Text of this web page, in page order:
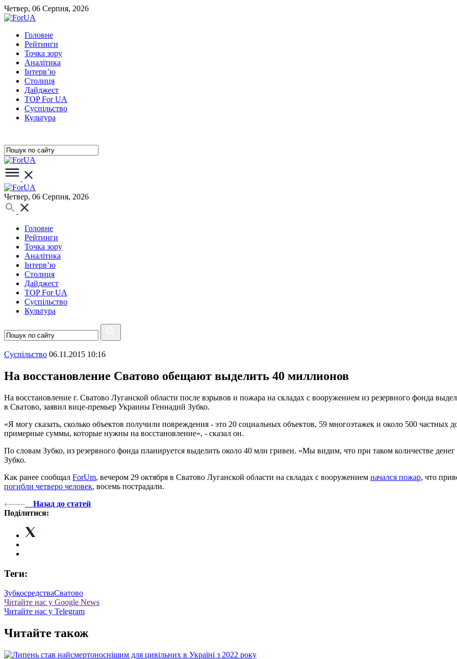
Четвер, 06 Серпня, 2026
Головне
Рейтинги
Точка зору
Аналітика
Інтерв’ю
Столиця
Дайджест
TOP For UA
Суспiльство
Культура
Четвер, 06 Серпня, 2026
Головне
Рейтинги
Точка зору
Аналітика
Інтерв’ю
Столиця
Дайджест
TOP For UA
Суспiльство
Культура
Суспiльство 06.11.2015 10:16
На восстановление Сватово обещают выделить 40 миллионов
На восстановление г. Сватово Луганской области после взрывов и пожара на складах с вооружением из резервного фонда
в Сватово, заявил вице-премьер Украины Геннадий Зубко.
«Я могу сказать, сколько объектов получили повреждения - это 20 социальных объектов, 59 многоэтажек и около 500
примерные суммы, которые нужны на восстановление», - сказал он.
По словам Зубко, из резервного фонда планируется выделить около 40 млн гривен. «Мы видим, что при таком количестве денег
Зубко.
Как ранее сообщал ForUm, вечером 29 октября в Сватово Луганской области на складах с вооружением начался пожар, что
погибли четверо человек, восемь пострадали.
Назад до статей
Поділитися:
Теги:
ЗубкосредстваСватово
Читайте нас у Google News
Читайте нас у Telegram
Читайте також